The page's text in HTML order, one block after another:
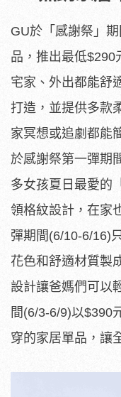
GU於「感謝祭」
品，推出最低$290
宅家、外出都能舒
打造，並提供多款
家冥想或追劇都能
於感謝祭第一彈期
多女孩夏日最愛的
領格紋設計，在家
彈期間(6/10-6/16)
花色和舒適材質製
設計讓爸媽們可以
間(6/3-6/9)以$390
穿的家居單品，讓